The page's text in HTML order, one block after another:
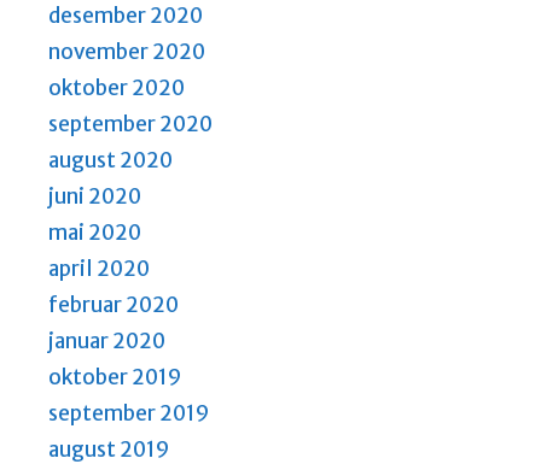
desember 2020
november 2020
oktober 2020
september 2020
august 2020
juni 2020
mai 2020
april 2020
februar 2020
januar 2020
oktober 2019
september 2019
august 2019